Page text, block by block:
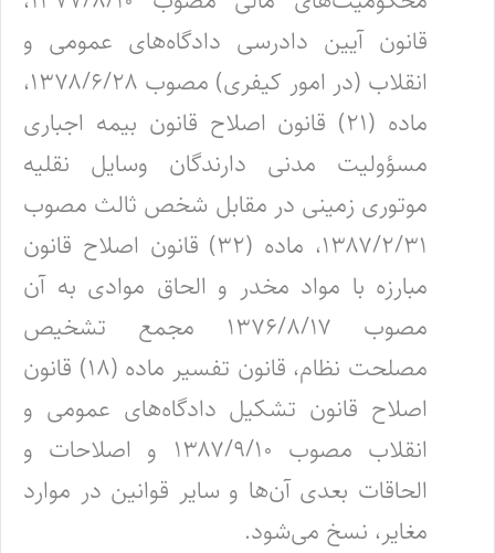
قانون آیین دادرسی دادگاه‌های عمومی و
انقلاب (در امور کیفری) مصوب ۱۳۷۸/۶/۲۸،
ماده (۲۱) قانون اصلاح قانون بیمه اجباری
مسؤولیت مدنی دارندگان وسایل نقلیه
موتوری زمینی در مقابل شخص ثالث مصوب
۱۳۸۷/۲/۳۱، ماده (۳۲) قانون اصلاح قانون
مبارزه با مواد مخدر و الحاق موادی به آن
مصوب ۱۳۷۶/۸/۱۷ مجمع تشخیص
مصلحت نظام، قانون تفسیر ماده (۱۸) قانون
اصلاح قانون تشکیل دادگاه‌های عمومی و
انقلاب مصوب ۱۳۸۷/۹/۱۰ و اصلاحات و
الحاقات بعدی آن‌ها و سایر قوانین در موارد
مغایر، نسخ می‌شود.